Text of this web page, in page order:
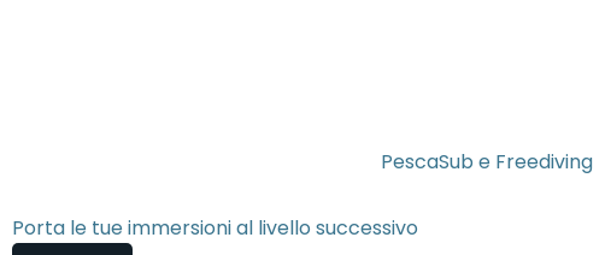
PescaSub e Freediving
Porta le tue immersioni al livello successivo